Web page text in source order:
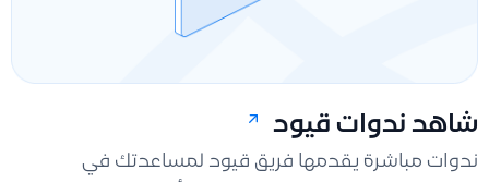
شاهد ندوات قيود
ندوات مباشرة يقدمها فريق قيود لمساعدتك في